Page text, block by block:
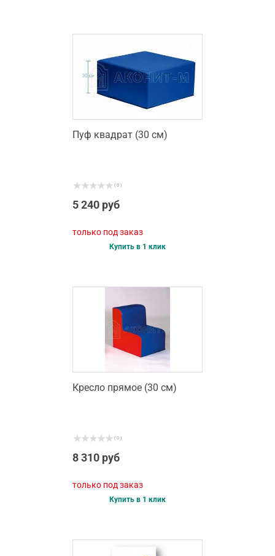
Пуф квадрат (30 см)
( 0 )
5 240 руб
только под заказ
Купить в 1 клик
Кресло прямое (30 см)
( 0 )
8 310 руб
только под заказ
Купить в 1 клик